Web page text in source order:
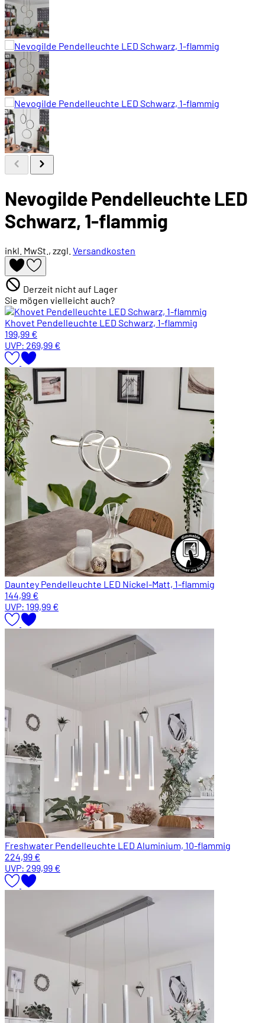
Nevogilde Pendelleuchte LED
Schwarz, 1-flammig
inkl. MwSt., zzgl. Versandkosten
Derzeit nicht auf Lager
Sie mögen vielleicht auch?
Khovet Pendelleuchte LED Schwarz, 1-flammig
199,99 €
UVP: 269,99 €
Dauntey Pendelleuchte LED Nickel-Matt, 1-flammig
144,99 €
UVP: 199,99 €
Freshwater Pendelleuchte LED Aluminium, 10-flammig
224,99 €
UVP: 299,99 €